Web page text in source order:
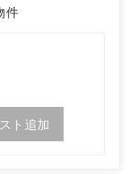
件
ト追加